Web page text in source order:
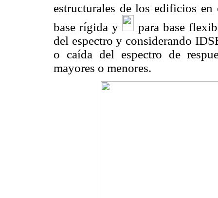
estructurales de los edificios
base rígida y
para base
del espectro y considerando
o caída del espectro de
mayores o menores.